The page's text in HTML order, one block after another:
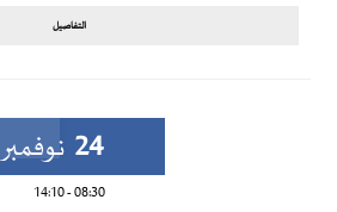
التفاصيل
24
08:30
-
14:10